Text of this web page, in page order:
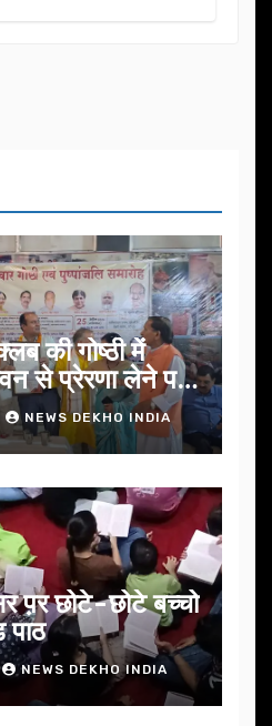
की गोष्ठी में
से प्रेरणा लेने पर
NEWS DEKHO INDIA
प़र छोटे-छोटे बच्चो
पाठ
NEWS DEKHO INDIA